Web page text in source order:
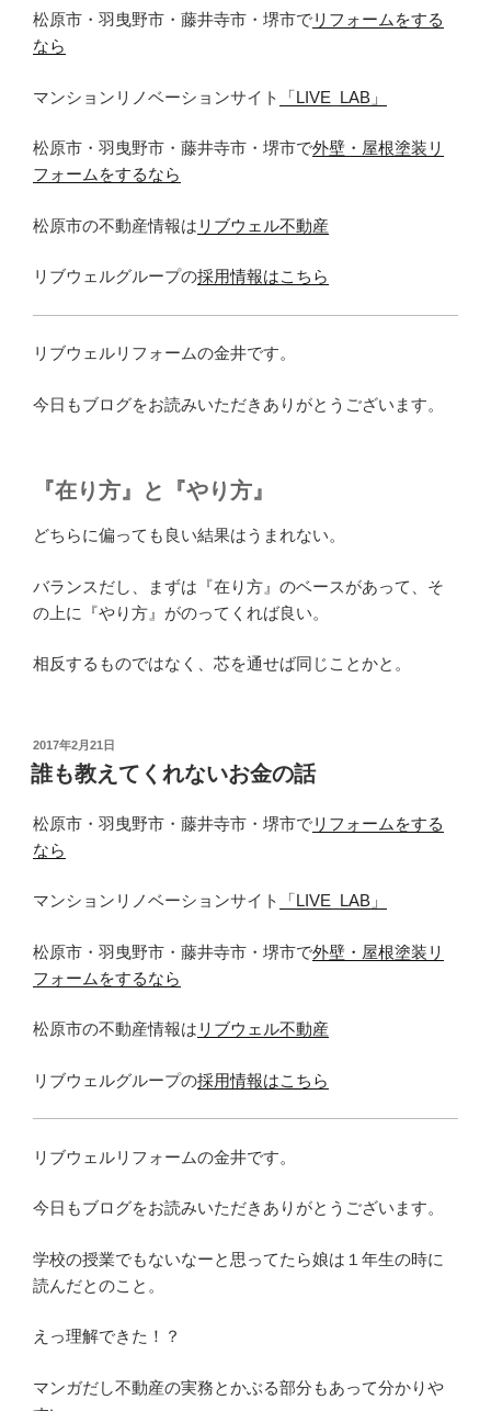
松原市・羽曳野市・藤井寺市・堺市でリフォームをする
なら
マンションリノベーションサイト 「LIVE_LAB」
松原市・羽曳野市・藤井寺市・堺市で外壁・屋根塗装リ
フォームをするなら
松原市の不動産情報は リブウェル不動産
リブウェルグループの採用情報はこちら
リブウェルリフォームの金井です。
今日もブログをお読みいただきありがとうございます。
『在り方』と『やり方』
どちらに偏っても良い結果はうまれない。
バランスだし、まずは『在り方』のベースがあって、そ
の上に『やり方』がのってくれば良い。
相反するものではなく、芯を通せば同じことかと。
投
稿
日:
2017年2月21日
誰も教えてくれないお金の話
松原市・羽曳野市・藤井寺市・堺市でリフォームをする
なら
マンションリノベーションサイト 「LIVE_LAB」
松原市・羽曳野市・藤井寺市・堺市で外壁・屋根塗装リ
フォームをするなら
松原市の不動産情報は リブウェル不動産
リブウェルグループの採用情報はこちら
リブウェルリフォームの金井です。
今日もブログをお読みいただきありがとうございます。
学校の授業でもないなーと思ってたら娘は１年生の時に
読んだとのこと。
えっ理解できた！？
マンガだし不動産の実務とかぶる部分もあって分かりや